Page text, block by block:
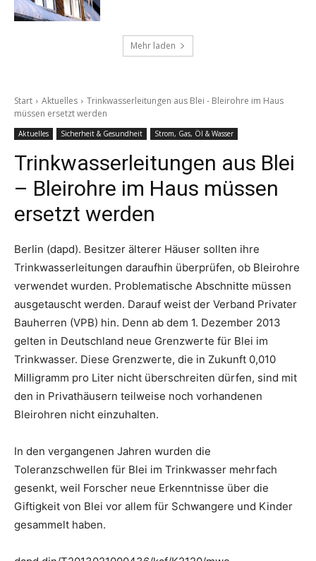
Mehr laden